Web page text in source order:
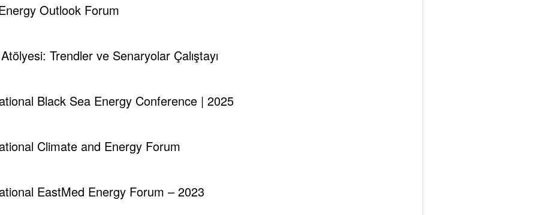
Outlook Forum
Trendler ve Senaryolar Çalıştayı
Black Sea Energy Conference | 2025
Climate and Energy Forum
EastMed Energy Forum – 2023